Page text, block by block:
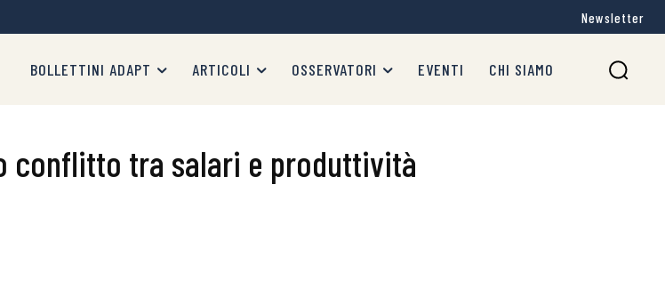
Newsletter
BOLLETTINI ADAPT ARTICOLI OSSERVATORI EVENTI CHI SIAMO
conflitto tra salari e produttività